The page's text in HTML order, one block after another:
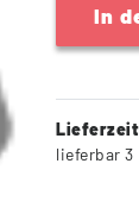
In
lieferbar 3